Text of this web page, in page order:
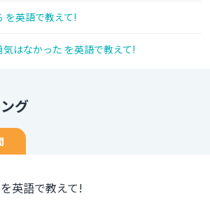
を英語で教えて!
はなかった を英語で教えて!
グ
英語で教えて!